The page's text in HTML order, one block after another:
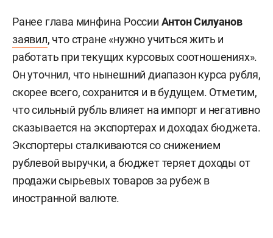
Ранее глава минфина России Антон Силуанов
заявил, что стране «нужно учиться жить и
работать при текущих курсовых соотношениях».
Он уточнил, что нынешний диапазон курса рубля,
скорее всего, сохранится и в будущем. Отметим,
что сильный рубль влияет на импорт и негативно
сказывается на экспортерах и доходах бюджета.
Экспортеры сталкиваются со снижением
рублевой выручки, а бюджет теряет доходы от
продажи сырьевых товаров за рубеж в
иностранной валюте.